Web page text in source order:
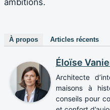
À propos Articles récents
Éloïse
Architecte
maisons à
conseils pour